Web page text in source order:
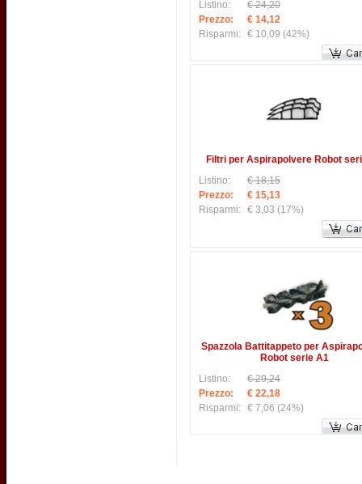
Listino:
€ 24,20
Prezzo:
€ 14,12
Risparmi: € 10,09 (42%)
Filtri per Aspirapolvere Robot
Listino:
€ 18,15
Prezzo:
€ 15,13
Risparmi: € 3,03 (17%)
Spazzola Battitappeto per
Robot serie A1
Listino:
€ 29,24
Prezzo:
€ 22,18
Risparmi: € 7,06 (24%)